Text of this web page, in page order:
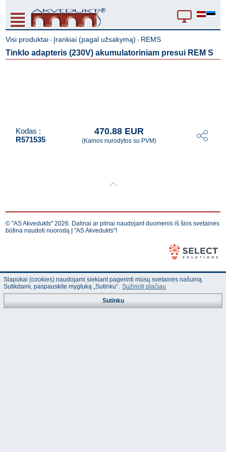
Visi produktai - Įrankiai (pagal užsakymą) - REMS
Tinklo adapteris (230V) akumulatoriniam presui REM S
Kodas :
R571535
470.88 EUR
(Kainos nurodytos su PVM)
© "AS Akvedukts" 2026. Dalinai ar pilnai naudojant duomenis iš šios svetainės
būtina naudoti nuorodą Į "AS Akvedukts"!
Slapukai (cookies) naudojami siekiant pagerinti mūsų svetainės našumą.
Sutikdami, paspauskite mygtuką „Sutinku“. Sužinoti plačiau
Sutinku